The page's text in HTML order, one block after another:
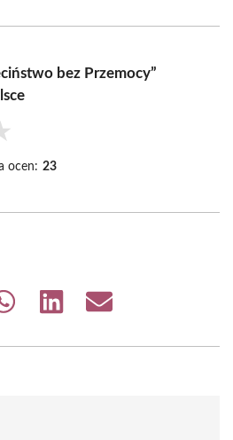
bez Przemocy”
ocen: 23
Share
Share
Share